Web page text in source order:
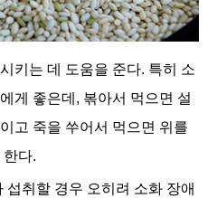
키는 데 도움을 준다. 특히 소
게 좋은데, 볶아서 먹으면 설
고 죽을 쑤어서 먹으면 위를
한다.
섭취할 경우 오히려 소화 장애